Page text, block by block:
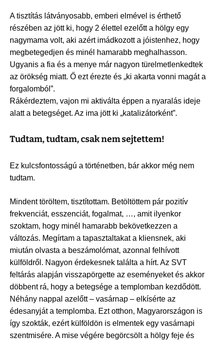
A tisztítás látványosabb, emberi elmével is érthető
részében az jött ki, hogy 2 élettel ezelőtt a hölgy egy
nagymama volt, aki azért imádkozott a jóistenhez, hogy
megbetegedjen és minél hamarabb meghalhasson.
Ugyanis a fia és a menye már nagyon türelmetlenkedtek
az örökség miatt. Ő ezt érezte és „ki akarta vonni magát a
forgalomból”.
Rákérdeztem, vajon mi aktiválta éppen a nyaralás ideje
alatt a betegséget. Az ima jött ki „katalizátorként”.
Tudtam, tudtam, csak nem sejtettem!
Ez kulcsfontosságú a történetben, bár akkor még nem
tudtam.
Mindent töröltem, tisztítottam. Betöltöttem pár pozitív
frekvenciát, esszenciát, fogalmat, …, amit ilyenkor
szoktam, hogy minél hamarabb bekövetkezzen a
változás. Megírtam a tapasztaltakat a kliensnek, aki
miután olvasta a beszámolómat, azonnal felhívott
külföldről. Nagyon érdekesnek találta a hírt. Az SVT
feltárás alapján visszapörgette az eseményeket és akkor
döbbent rá, hogy a betegsége a templomban kezdődött.
Néhány nappal azelőtt – vasárnap – elkísérte az
édesanyját a templomba. Ezt otthon, Magyarországon is
így szokták, ezért külföldön is elmentek egy vasárnapi
szentmisére. A mise végére begörcsölt a hölgy feje és